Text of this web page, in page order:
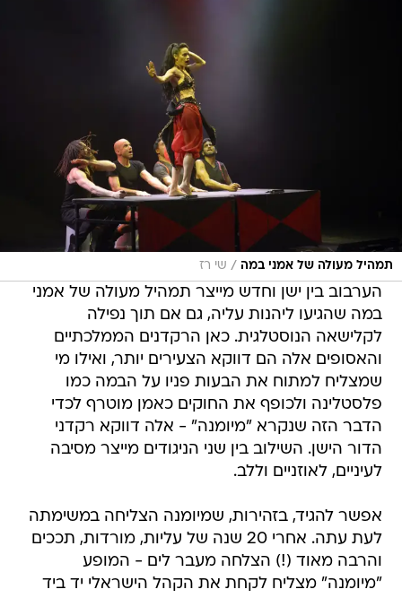
תמהיל מעולה של אמני במה / שי רז
הערבוב בין ישן וחדש מייצר תמהיל מעולה של אמני
במה שהגיעו ליהנות עליה, גם אם תוך נפילה
לקלישאה הנוסטלגית. כאן הרקדנים הממלכתיים
והאסופים אלה הם דווקא הצעירים יותר, ואילו מי
שמצליח למתוח את הבעות פניו על הבמה כמו
פלסטלינה ולכופף את החוקים כאמן מוטרף לכדי
הדבר הזה שנקרא "מיומנה" - אלה דווקא רקדני
הדור הישן. השילוב בין שני הניגודים מייצר מסיבה
לעיניים, לאוזניים וללב.
אפשר להגיד, בזהירות, שמיומנה הצליחה במשימתה
לעת עתה. אחרי 20 שנה של עליות, מורדות, תככים
והרבה מאוד (!) הצלחה מעבר לים - המופע
"מיומנה" מצליח לקחת את הקהל הישראלי יד ביד